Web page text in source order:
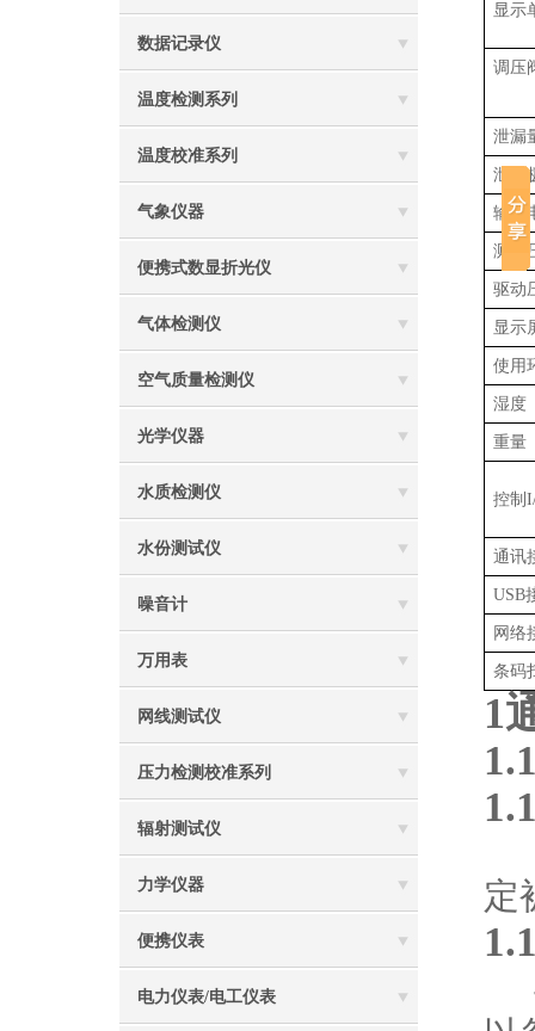
数据记录仪
温度检测系列
温度校准系列
气象仪器
便携式数显折光仪
气体检测仪
空气质量检测仪
光学仪器
水质检测仪
水份测试仪
噪音计
万用表
网线测试仪
压力检测校准系列
辐射测试仪
力学仪器
便携仪表
电力仪表/电工仪表
显示
调压
泄漏
泄漏
输入
测试
驱动
显示
使用
湿度
重量
控制
通讯
USB
网络
条码
1
定